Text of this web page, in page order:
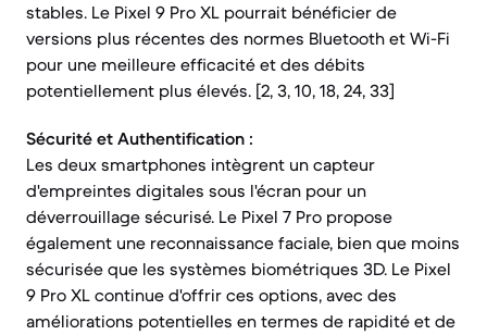
stables. Le Pixel 9 Pro XL pourrait bénéficier de
versions plus récentes des normes Bluetooth et Wi-Fi
pour une meilleure efficacité et des débits
potentiellement plus élevés. [2, 3, 10, 18, 24, 33]
Sécurité et Authentification :
Les deux smartphones intègrent un capteur
d'empreintes digitales sous l'écran pour un
déverrouillage sécurisé. Le Pixel 7 Pro propose
également une reconnaissance faciale, bien que moins
sécurisée que les systèmes biométriques 3D. Le Pixel
9 Pro XL continue d'offrir ces options, avec des
améliorations potentielles en termes de rapidité et de